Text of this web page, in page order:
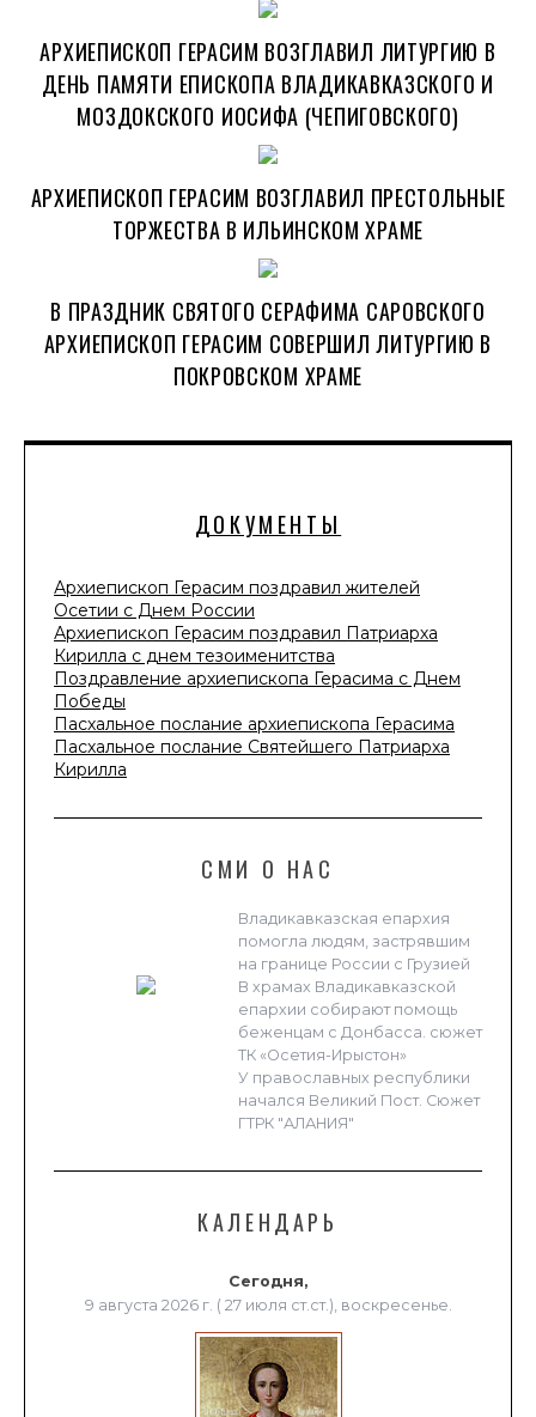
ДОКУМЕНТЫ
Архиепископ Герасим поздравил жителей
Осетии с Днем России
Архиепископ Герасим поздравил Патриарха
Кирилла с днем тезоименитства
Поздравление архиепископа Герасима с Днем
Победы
Пасхальное послание архиепископа Герасима
Пасхальное послание Святейшего Патриарха
Кирилла
СМИ О НАС
Владикавказская епархия
помогла людям, застрявшим
на границе России с Грузией
В храмах Владикавказской
епархии собирают помощь
беженцам с Донбасса. сюжет
ТК «Осетия-Ирыстон»
У православных республики
начался Великий Пост. Сюжет
ГТРК "АЛАНИЯ"
КАЛЕНДАРЬ
Сегодня,
9 августа 2026 г. ( 27 июля ст.ст.), воскресенье.
АРХИЕПИСКОП ГЕРАСИМ ВОЗГЛАВИЛ ЛИТУРГИЮ В
ДЕНЬ ПАМЯТИ ЕПИСКОПА ВЛАДИКАВКАЗСКОГО И
МОЗДОКСКОГО ИОСИФА (ЧЕПИГОВСКОГО)
АРХИЕПИСКОП ГЕРАСИМ ВОЗГЛАВИЛ ПРЕСТОЛЬНЫЕ
ТОРЖЕСТВА В ИЛЬИНСКОМ ХРАМЕ
В ПРАЗДНИК СВЯТОГО СЕРАФИМА САРОВСКОГО
АРХИЕПИСКОП ГЕРАСИМ СОВЕРШИЛ ЛИТУРГИЮ В
ПОКРОВСКОМ ХРАМЕ